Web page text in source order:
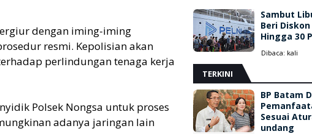
dengan iming-iming
resmi. Kepolisian akan
perlindungan tenaga kerja
Polsek Nongsa untuk proses
adanya jaringan lain
Sambut
Beri
Hingga 30
Dibaca: kali
TERKINI
BP Batam
Sesuai
undang